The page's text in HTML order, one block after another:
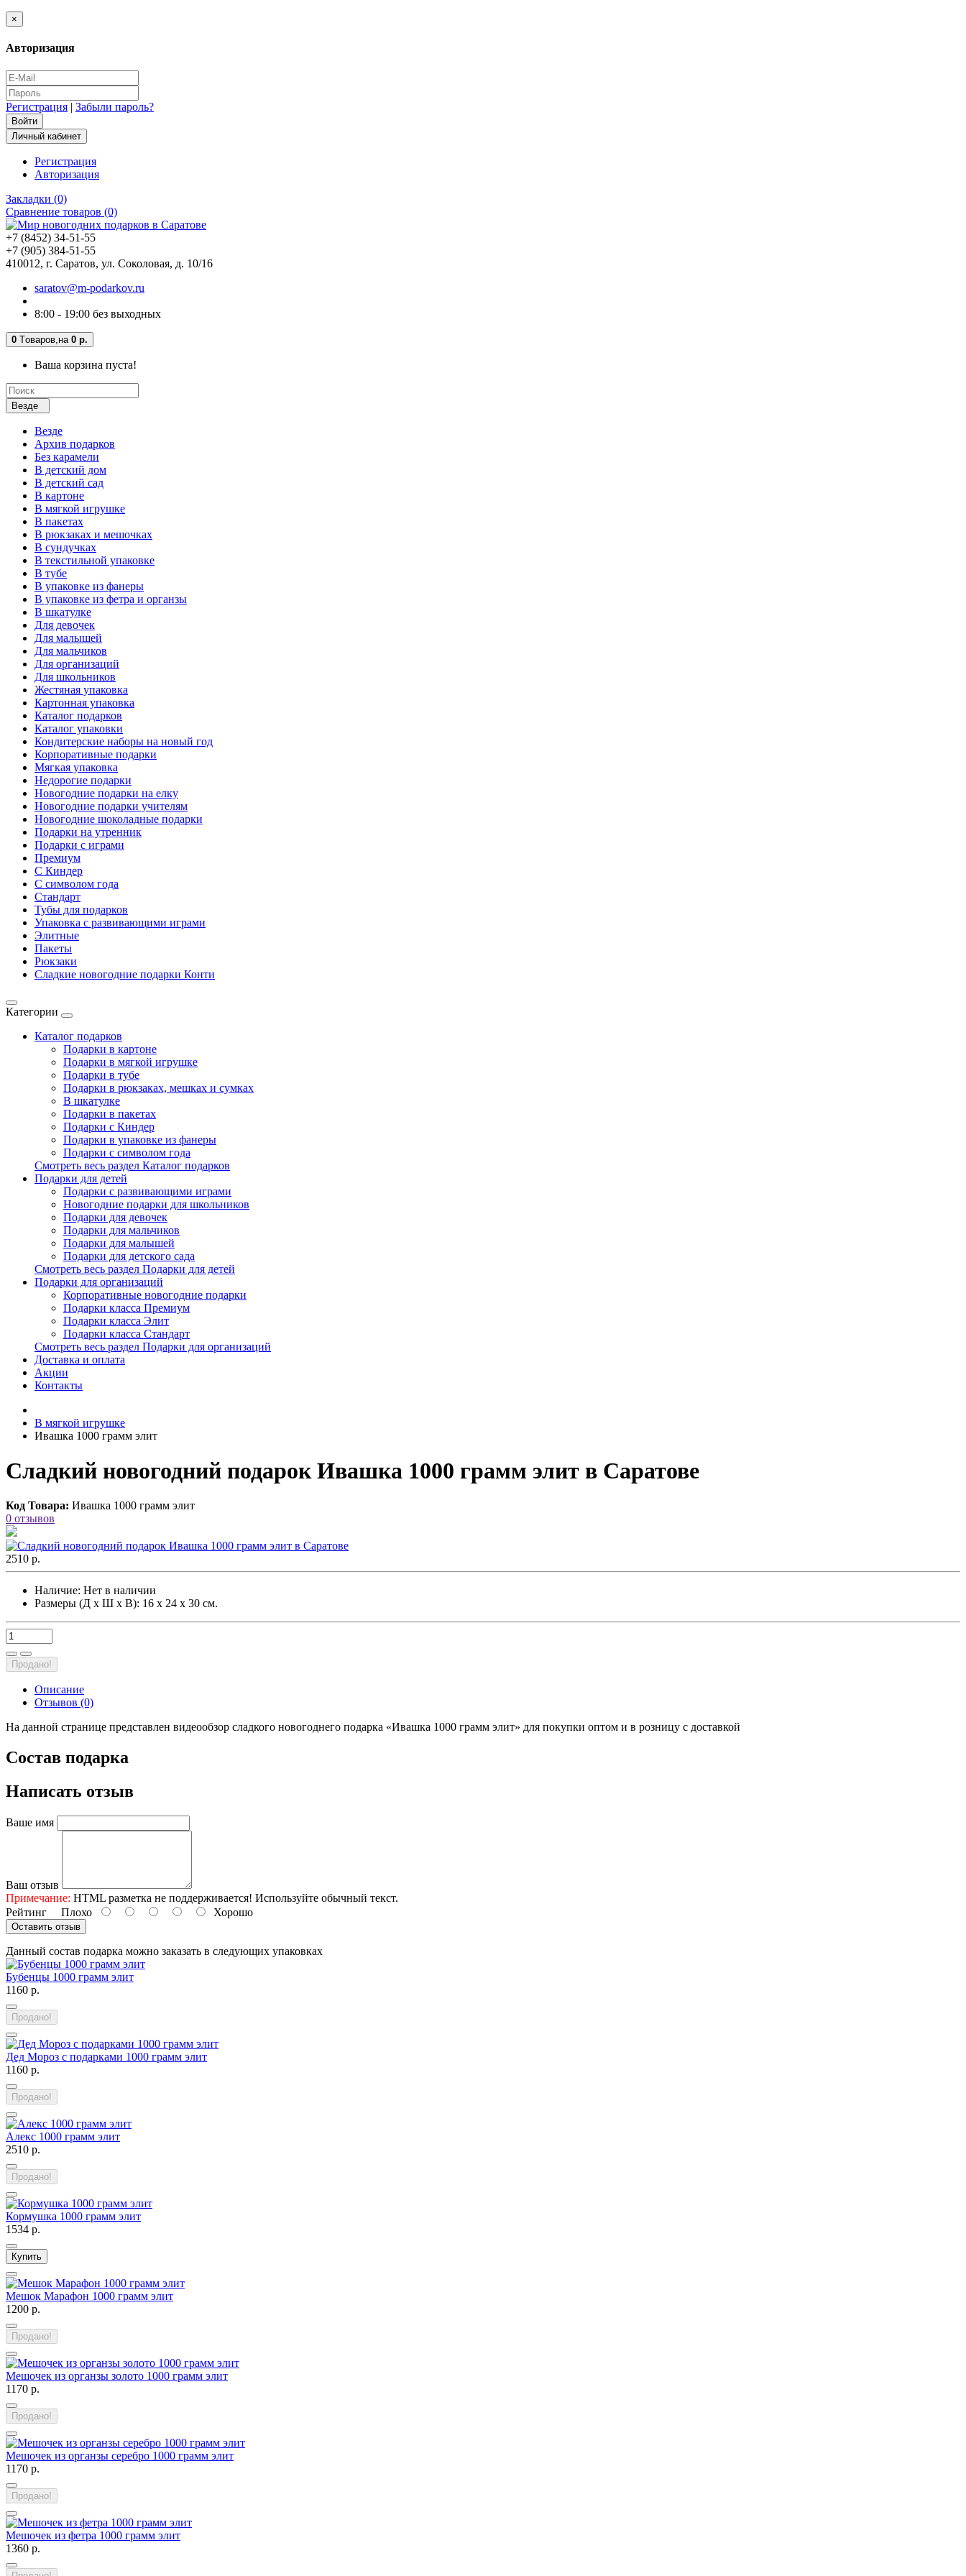
×
Авторизация
Регистрация | Забыли пароль?
Личный кабинет
Регистрация
Авторизация
Закладки (0)
Сравнение товаров (0)
+7 (8452) 34-51-55
+7 (905) 384-51-55
410012, г. Саратов, ул. Соколовая, д. 10/16
saratov@m-podarkov.ru
8:00 - 19:00 без выходных
0 Tоваров, на 0 р.
Ваша корзина пуста!
Везде
Везде
Архив подарков
Без карамели
В детский дом
В детский сад
В картоне
В мягкой игрушке
В пакетах
В рюкзаках и мешочках
В сундучках
В текстильной упаковке
В тубе
В упаковке из фанеры
В упаковке из фетра и органзы
В шкатулке
Для девочек
Для малышей
Для мальчиков
Для организаций
Для школьников
Жестяная упаковка
Картонная упаковка
Каталог подарков
Каталог упаковки
Кондитерские наборы на новый год
Корпоративные подарки
Мягкая упаковка
Недорогие подарки
Новогодние подарки на елку
Новогодние подарки учителям
Новогодние шоколадные подарки
Подарки на утренник
Подарки с играми
Премиум
С Киндер
С символом года
Стандарт
Тубы для подарков
Упаковка с развивающими играми
Элитные
Пакеты
Рюкзаки
Сладкие новогодние подарки Конти
Категории
Каталог подарков
Подарки в картоне
Подарки в мягкой игрушке
Подарки в тубе
Подарки в рюкзаках, мешках и сумках
В шкатулке
Подарки в пакетах
Подарки с Киндер
Подарки в упаковке из фанеры
Подарки с символом года
Смотреть весь раздел Каталог подарков
Подарки для детей
Подарки с развивающими играми
Новогодние подарки для школьников
Подарки для девочек
Подарки для мальчиков
Подарки для малышей
Подарки для детского сада
Смотреть весь раздел Подарки для детей
Подарки для организаций
Корпоративные новогодние подарки
Подарки класса Премиум
Подарки класса Элит
Подарки класса Стандарт
Смотреть весь раздел Подарки для организаций
Доставка и оплата
Акции
Контакты
В мягкой игрушке
Ивашка 1000 грамм элит
Сладкий новогодний подарок Ивашка 1000 грамм элит в Саратове
Код Товара: Ивашка 1000 грамм элит
0 отзывов
2510 р.
Наличие: Нет в наличии
Размеры (Д х Ш х В): 16 х 24 х 30 см.
Продано!
Описание
Отзывов (0)
На данной странице представлен видеообзор сладкого новогоднего подарка «Ивашка 1000 грамм элит» для покупки оптом и в розницу с доставкой
Состав подарка
Написать отзыв
Ваше имя
Ваш отзыв
Примечание: HTML разметка не поддерживается! Используйте обычный текст.
Рейтинг Плохо Хорошо
Оставить отзыв
Данный состав подарка можно заказать в следующих упаковках
Бубенцы 1000 грамм элит
1160 р.
Продано!
Дед Мороз с подарками 1000 грамм элит
1160 р.
Продано!
Алекс 1000 грамм элит
2510 р.
Продано!
Кормушка 1000 грамм элит
1534 р.
Купить
Мешок Марафон 1000 грамм элит
1200 р.
Продано!
Мешочек из органзы золото 1000 грамм элит
1170 р.
Продано!
Мешочек из органзы серебро 1000 грамм элит
1170 р.
Продано!
Мешочек из фетра 1000 грамм элит
1360 р.